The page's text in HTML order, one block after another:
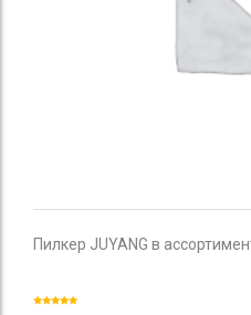
Пилкер JUYANG в